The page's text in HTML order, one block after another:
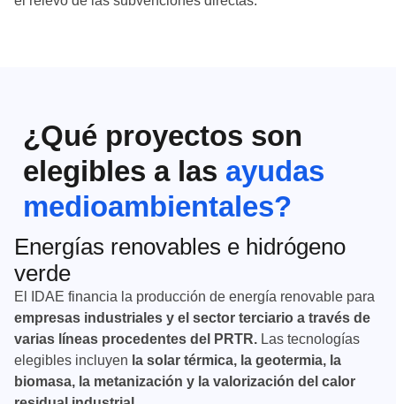
¿Qué proyectos son
elegibles a las ayudas
medioambientales?
Energías renovables e hidrógeno
verde
El IDAE financia la producción de energía renovable para
empresas industriales y el sector terciario a través de
varias líneas procedentes del PRTR. Las tecnologías
elegibles incluyen la solar térmica, la geotermia, la
biomasa, la metanización y la valorización del calor